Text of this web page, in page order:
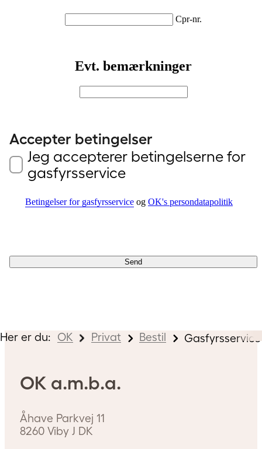
Cpr-nr.
Evt. bemærkninger
Accepter betingelser
Jeg accepterer betingelserne for
gasfyrsservice
Betingelser for gasfyrsservice og OK's persondatapolitik
Send
Her er du: OK Privat Bestil Gasfyrsservice
OK a.m.b.a.
Åhave Parkvej 11
8260 Viby J DK